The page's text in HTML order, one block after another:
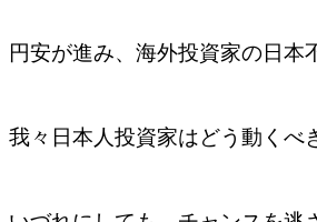
円安が進み、海外投資家の日本
我々日本人投資家はどう動くべ